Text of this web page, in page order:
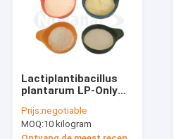
Lactiplantibacillus
plantarum LP-Only
Vegan / Allergeenvrij
/ Glutenvrij / zuivelvrij
Prijs:negotiable
MOQ:10 kilogram